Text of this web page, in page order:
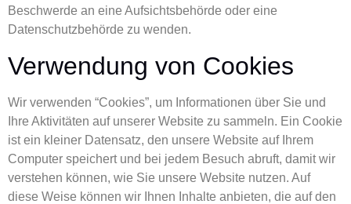
Beschwerde an eine Aufsichtsbehörde oder eine
Datenschutzbehörde zu wenden.
Verwendung von Cookies
Wir verwenden “Cookies”, um Informationen über Sie und
Ihre Aktivitäten auf unserer Website zu sammeln. Ein Cookie
ist ein kleiner Datensatz, den unsere Website auf Ihrem
Computer speichert und bei jedem Besuch abruft, damit wir
verstehen können, wie Sie unsere Website nutzen. Auf
diese Weise können wir Ihnen Inhalte anbieten, die auf den